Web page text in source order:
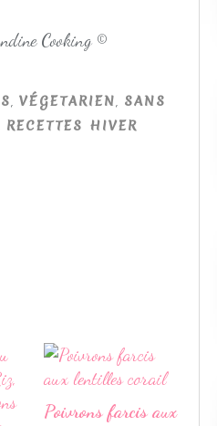
Cooking ©
, VÉGETARIEN, SANS
RECETTES HIVER
Poivrons farcis aux